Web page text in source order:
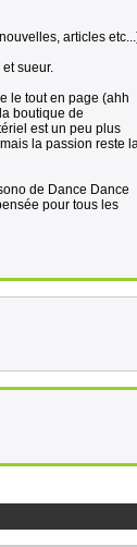
articles
sueur.
le tout en page (ahh
boutique de
est un peu plus
la passion reste
de Dance Dance
pour tous les